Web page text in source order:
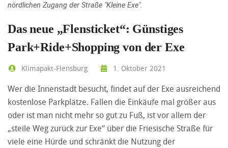
nördlichen Zugang der Straße "Kleine Exe".
Das neue „Flensticket“: Günstiges
Park+Ride+Shopping von der Exe
Klimapakt-Flensburg 1. Oktober 2021
Wer die Innenstadt besucht, findet auf der Exe ausreichend
kostenlose Parkplätze. Fallen die Einkäufe mal größer aus
oder ist man nicht mehr so gut zu Fuß, ist vor allem der
„steile Weg zurück zur Exe“ über die Friesische Straße für
viele eine Hürde und schränkt die Nutzung der